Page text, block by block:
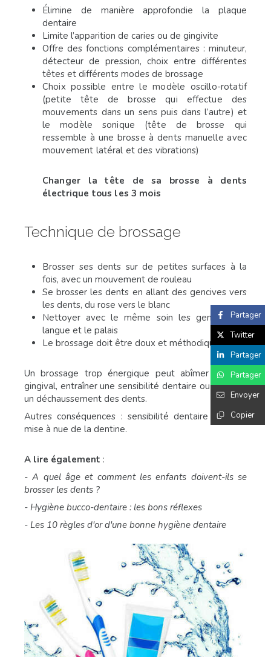
Élimine de manière approfondie la plaque
dentaire
Limite l’apparition de caries ou de gingivite
Offre des fonctions complémentaires : minuteur,
détecteur de pression, choix entre différentes
têtes et différents modes de brossage
Choix possible entre le modèle oscillo-rotatif
(petite tête de brosse qui effectue des
mouvements dans un sens puis dans l’autre) et
le modèle sonique (tête de brosse qui
ressemble à une brosse à dents manuelle avec
mouvement latéral et des vibrations)
Changer la tête de sa brosse à dents
électrique tous les 3 mois
Technique de brossage
Brosser ses dents sur de petites surfaces à la
fois, avec un mouvement de rouleau
Se brosser les dents en allant des gencives vers
les dents, du rose vers le blanc
Nettoyer avec le même soin les gencives, la
langue et le palais
Le brossage doit être doux et méthodique
Un brossage trop énergique peut abîmer le tissu
gingival, entraîner une sensibilité dentaire ou mener à
un déchaussement des dents.
Autres conséquences : sensibilité dentaire par une
mise à nue de la dentine.
A lire également :
- A quel âge et comment les enfants doivent-ils se
brosser les dents ?
- Hygiène bucco-dentaire : les bons réflexes
- Les 10 règles d'or d'une bonne hygiène dentaire
Partager
Twitter
Partager
Partager
Envoyer
Copier